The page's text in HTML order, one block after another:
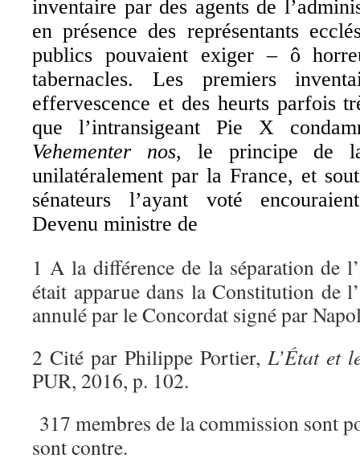
inventaire par des agents de
en présence des représentants
publics pouvaient exiger – ô
tabernacles. Les premiers
effervescence et des heurts parfois
que l’intransigeant Pie X
Vehementer nos, le principe de la
unilatéralement par la France, et
sénateurs l’ayant voté
Devenu ministre de
1 A la différence de la séparation de
était apparue dans la Constitution de
annulé par le Concordat signé par
2 Cité par Philippe Portier, L’État et
PUR, 2016, p. 102.
317 membres de la commission sont
sont contre.